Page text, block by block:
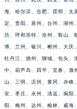
海、哈尔滨、合肥、昆明、太
定、贵阳、泉州、台州、湖州
坊、呼和浩特、沧州、鞍山、
博、兰州、银川、郴州、大庆
牡丹江、德州、聊城、包头、
中、葫芦岛、四平、宜春、滁
山、三明、滨州、黄冈、赤峰
安、枣庄、永州、清远、揭阳
阳、梅州、达州、榆林、威海